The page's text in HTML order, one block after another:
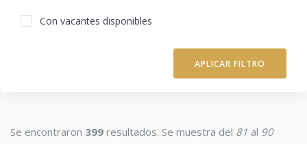
Con vacantes disponibles
APLICAR FILTRO
Se encontraron 399 resultados. Se muestra del 81 al 90